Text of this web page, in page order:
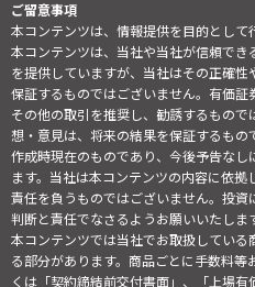
ご留意事項
本コンテンツは、情報提供を目的として
本コンテンツは、当社や当社が信頼で
を提供していますが、当社はその正確
保証するものではございません。有価証
その他の取引を推奨し、勧誘するもの
想・意見は、将来の結果を保証するも
作成時現在のものであり、今後予告な
ます。当社は本コンテンツの内容に依
責任を負うものではございません。投
判断と責任でなさるようお願いいたしま
本コンテンツでは当社でお取扱してい
る部分があります。商品ごとに手数料
くは「契約締結前交付書面」、「上場